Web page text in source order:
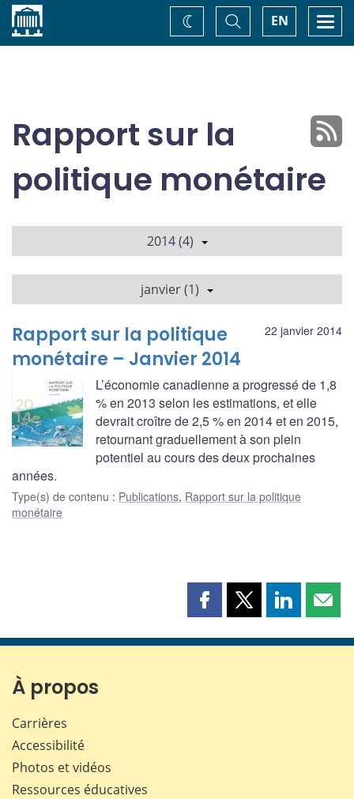
Accueil EN
Basculer
la
recherche
Changez
de
Rapport sur la
politique monétaire
2014 (4)
janvier (1)
22 janvier 2014
Rapport sur la politique
monétaire – Janvier 2014
L’économie canadienne a progressé de 1,8
% en 2013 selon les estimations, et elle
devrait croître de 2,5 % en 2014 et en 2015,
retournant graduellement à son plein
potentiel au cours des deux prochaines
années.
Type(s) de contenu : Publications, Rapport sur la politique
monétaire
Partager
page
Partager
page
Partager
page page
À propos
Carrières
Accessibilité
Photos et vidéos
Ressources éducatives